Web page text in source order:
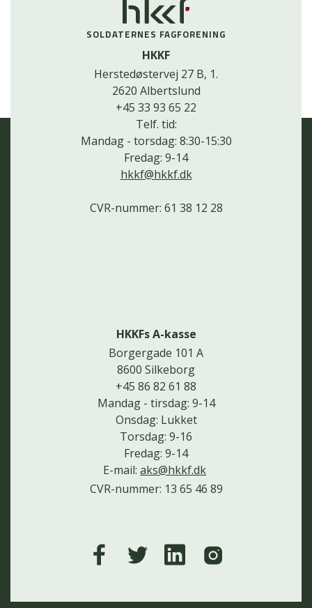
SOLDATERNES FAGFORENING
HKKF
Herstedøstervej 27 B, 1.
2620 Albertslund
+45 33 93 65 22
Telf. tid:
Mandag - torsdag: 8:30-15:30
Fredag: 9-14
hkkf@hkkf.dk
CVR-nummer: 61 38 12 28
HKKFs A-kasse
Borgergade 101 A
8600 Silkeborg
+45 86 82 61 88
Mandag - tirsdag: 9-14
Onsdag: Lukket
Torsdag: 9-16
Fredag: 9-14
E-mail: aks@hkkf.dk
CVR-nummer: 13 65 46 89